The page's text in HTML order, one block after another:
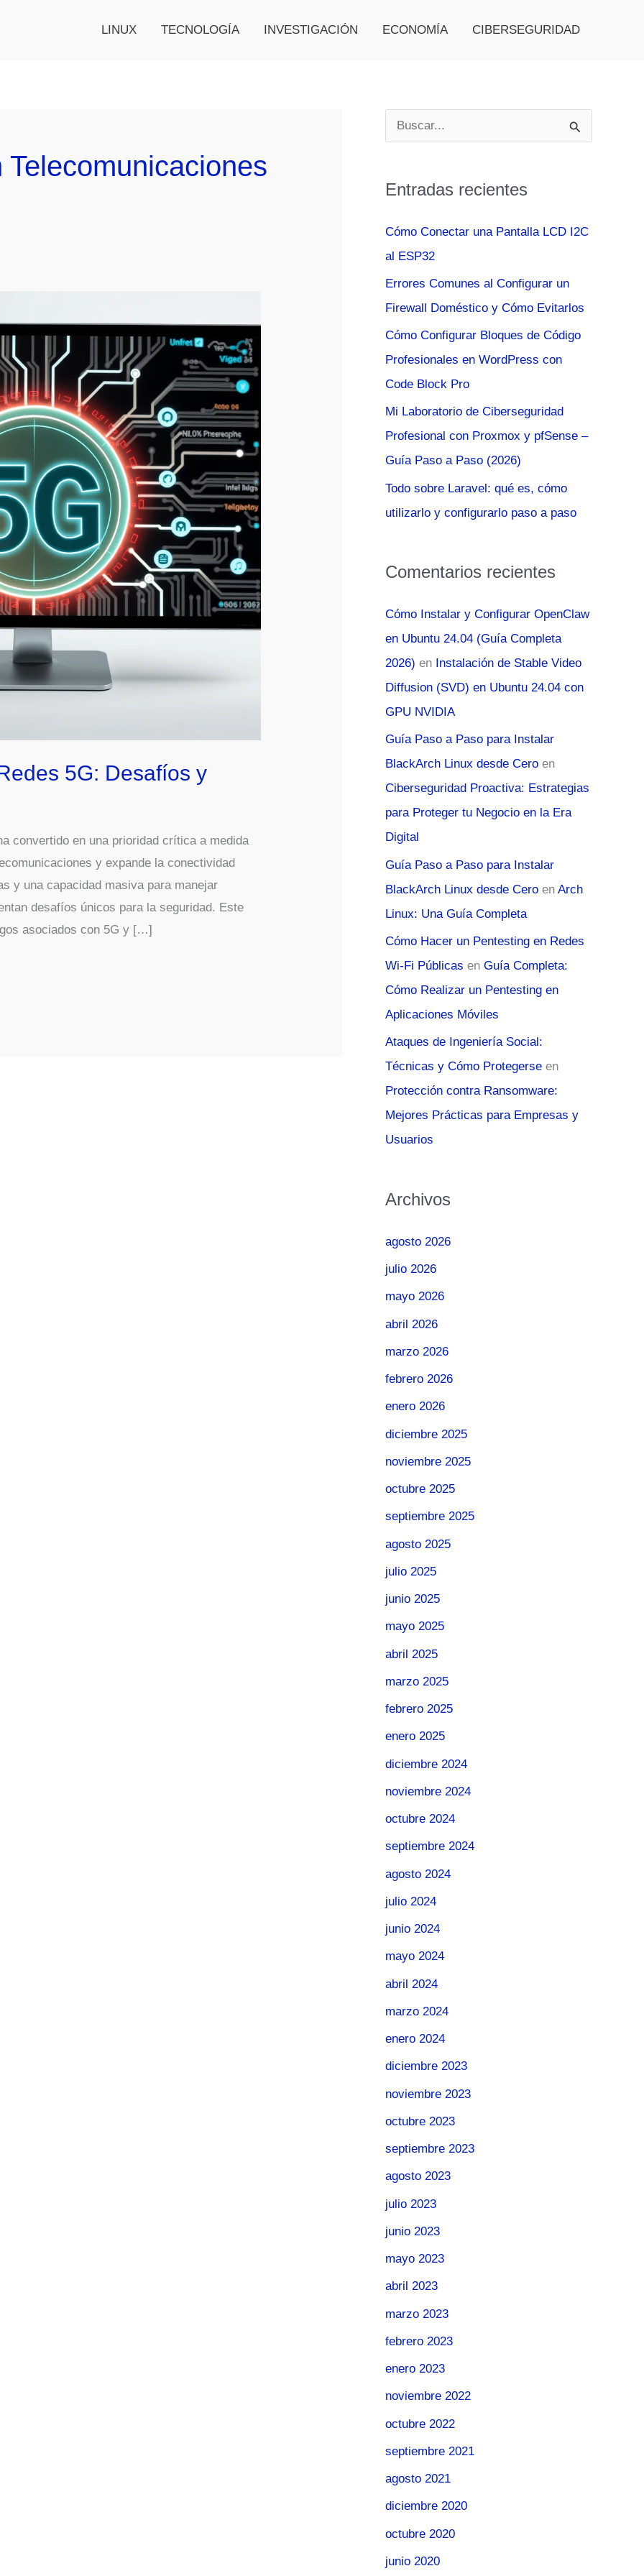
LINUX TECNOLOGÍA INVESTIGACIÓN ECONOMÍA CIBERSEGURIDAD
5G: Desafíos y
convertido en una prioridad crítica a medida
y expande la conectividad
y una capacidad masiva para manejar
desafíos únicos para la seguridad. Este
asociados con 5G y […]
u
c
o
r
:
Entradas recientes
Cómo Conectar una Pantalla LCD I2C
al ESP32
Errores Comunes al Configurar un
Firewall Doméstico y Cómo Evitarlos
Cómo Configurar Bloques de Código
Profesionales en WordPress con
Code Block Pro
Mi Laboratorio de Ciberseguridad
Profesional con Proxmox y pfSense –
Guía Paso a Paso (2026)
Todo sobre Laravel: qué es, cómo
utilizarlo y configurarlo paso a paso
Comentarios recientes
Cómo Instalar y Configurar OpenClaw
en Ubuntu 24.04 (Guía Completa
2026) en Instalación de Stable Video
Diffusion (SVD) en Ubuntu 24.04 con
GPU NVIDIA
Guía Paso a Paso para Instalar
BlackArch Linux desde Cero en
Ciberseguridad Proactiva: Estrategias
para Proteger tu Negocio en la Era
Digital
Guía Paso a Paso para Instalar
BlackArch Linux desde Cero en Arch
Linux: Una Guía Completa
Cómo Hacer un Pentesting en Redes
Wi-Fi Públicas en Guía Completa:
Cómo Realizar un Pentesting en
Aplicaciones Móviles
Ataques de Ingeniería Social:
Técnicas y Cómo Protegerse en
Protección contra Ransomware:
Mejores Prácticas para Empresas y
Usuarios
Archivos
agosto 2026
julio 2026
mayo 2026
abril 2026
marzo 2026
febrero 2026
enero 2026
diciembre 2025
noviembre 2025
octubre 2025
septiembre 2025
agosto 2025
julio 2025
junio 2025
mayo 2025
abril 2025
marzo 2025
febrero 2025
enero 2025
diciembre 2024
noviembre 2024
octubre 2024
septiembre 2024
agosto 2024
julio 2024
junio 2024
mayo 2024
abril 2024
marzo 2024
enero 2024
diciembre 2023
noviembre 2023
octubre 2023
septiembre 2023
agosto 2023
julio 2023
junio 2023
mayo 2023
abril 2023
marzo 2023
febrero 2023
enero 2023
noviembre 2022
octubre 2022
septiembre 2021
agosto 2021
diciembre 2020
octubre 2020
junio 2020